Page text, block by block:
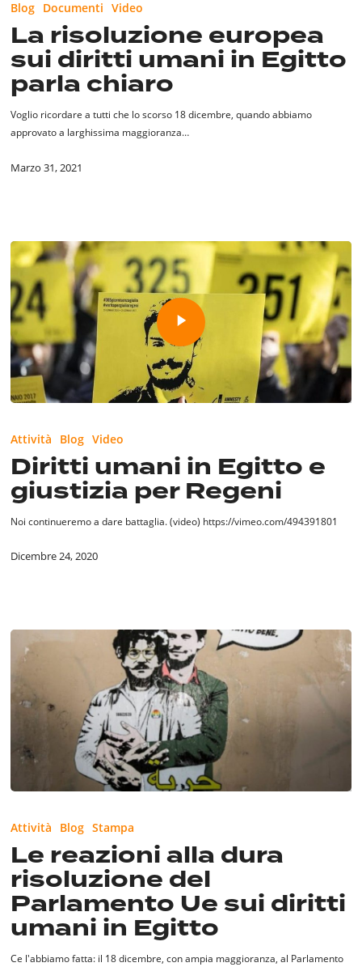
europea
umani
in
parla
chiaro
Blog Documenti Video
La risoluzione europea
sui diritti umani in Egitto
parla chiaro
Voglio ricordare a tutti che lo scorso 18 dicembre, quando abbiamo
approvato a larghissima maggioranza…
Marzo 31, 2021
Attività Blog Video
Diritti umani in Egitto e
giustizia per Regeni
Noi continueremo a dare battaglia. (video) https://vimeo.com/494391801
Dicembre 24, 2020
alla
dura
risoluzione
del
Parlamento
Ue
diritti
Attività Blog Stampa
Le reazioni alla dura
risoluzione del
Parlamento Ue sui diritti
umani in Egitto
Ce l'abbiamo fatta: il 18 dicembre, con ampia maggioranza, al Parlamento